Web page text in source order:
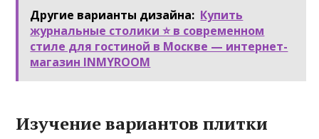
Другие варианты дизайна: Купить
журнальные столики ⭐ в современном
стиле для гостиной в Москве — интернет-
магазин INMYROOM
Изучение вариантов плитки